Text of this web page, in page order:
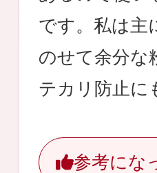
ギ
ご利用ガイ
です。私は主
のせて余分な
テカリ防止に
参考にな